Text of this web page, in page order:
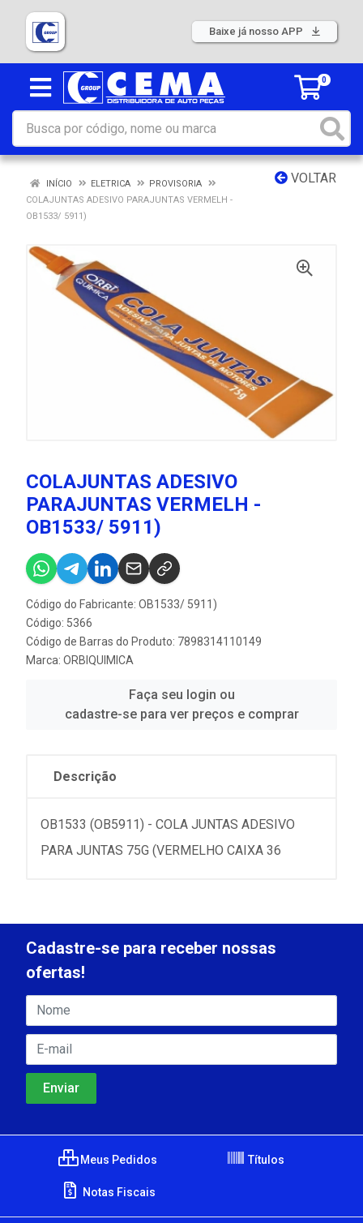
Baixe já nosso APP
0
VOLTAR
INÍCIO ELETRICA
PROVISORIA
COLAJUNTAS ADESIVO PARAJUNTAS VERMELH -
OB1533/ 5911)
COLAJUNTAS ADESIVO
PARAJUNTAS VERMELH -
OB1533/ 5911)
Código do Fabricante: OB1533/ 5911)
Código: 5366
Código de Barras do Produto: 7898314110149
Marca: ORBIQUIMICA
Faça seu login ou
cadastre-se para ver preços e comprar
Descrição
OB1533 (OB5911) - COLA JUNTAS ADESIVO
PARA JUNTAS 75G (VERMELHO CAIXA 36
Cadastre-se para receber nossas
ofertas!
Meus Pedidos Títulos
Notas Fiscais